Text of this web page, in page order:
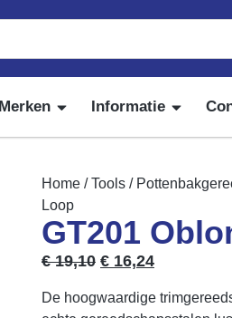
Merken Informatie
Home /Tools /
Loop
GT201
€19,10 € 16,24
De hoogwaardige